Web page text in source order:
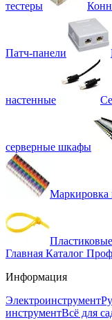
тестеры
Патч-панели
настенные
серверные шкафы
Маркировка
Главная Каталог
Информация
Электроинструмент
инструментВсё для